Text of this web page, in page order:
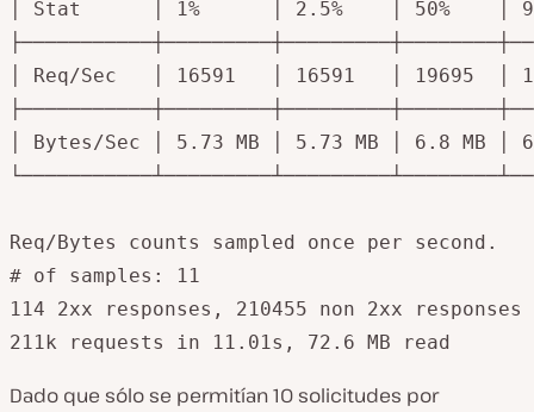
│ Stat      │ 1%      │ 2.5%    │ 50%    │
│ Req/Sec   │ 16591   │ 16591   │ 19695  │
│ Bytes/Sec │ 5.73 MB │ 5.73 MB │ 6.8 MB │
Req/Bytes counts sampled once per second.
# of samples: 11
114 2xx responses, 210455 non 2xx responses
211k requests in 11.01s, 72.6 MB read
Dado que sólo se permitían 10 solicitudes por